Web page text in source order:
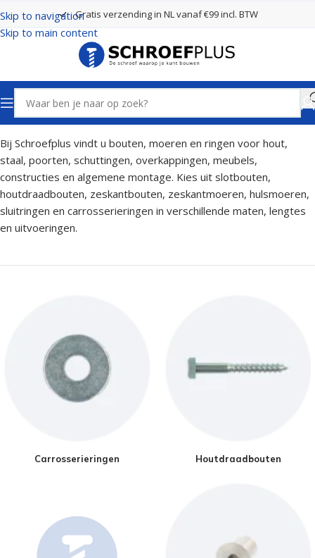
Skip to navigation
Skip to main content
Gratis verzending in NL vanaf €99 incl. BTW
Home Bouten, Moeren en Ringen
Bij Schroefplus vindt u bouten, moeren en ringen voor hout,
staal, poorten, schuttingen, overkappingen, meubels,
constructies en algemene montage. Kies uit slotbouten,
houtdraadbouten, zeskantbouten, zeskantmoeren, hulsmoeren,
sluitringen en carrosserieringen in verschillende maten, lengtes
en uitvoeringen.
Carrosserieringen Houtdraadbouten